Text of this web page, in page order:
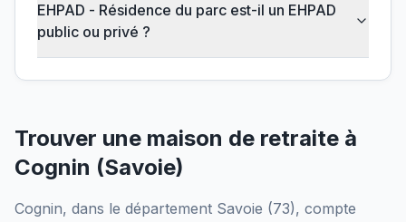
EHPAD - Résidence du parc est-il un EHPAD
public ou privé ?
Trouver une maison de retraite à
Cognin (Savoie)
Cognin, dans le département Savoie (73), compte